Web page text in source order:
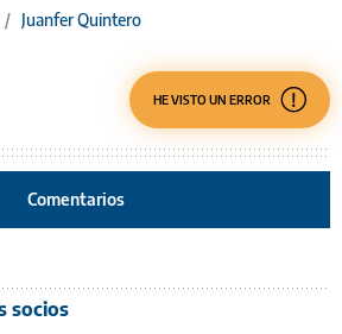
/ Juanfer Quintero
HE VISTO UN ERROR
Comentarios
socios